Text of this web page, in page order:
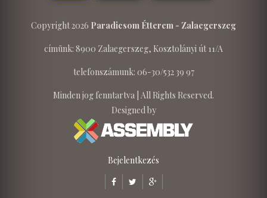
Copyright 2026 Paradicsom Étterem - Zalaegerszeg
címünk: 8900 Zalaegerszeg, Kosztolányi út 11/A
telefonszámunk: 06-30/532 39 97
Minden jog fenntartva | All Rights Reserved.
Designed by
Bejelentkezés